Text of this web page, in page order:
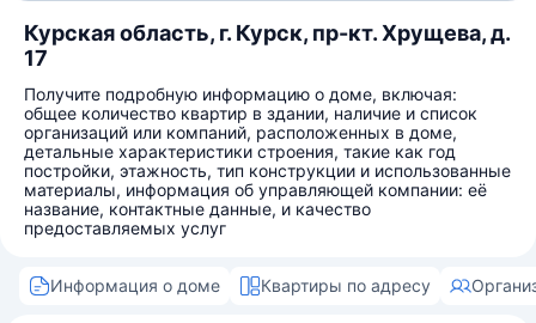
Курская область, г. Курск, пр-кт. Хрущева, д.
17
Получите подробную информацию о доме, включая:
общее количество квартир в здании, наличие и список
организаций или компаний, расположенных в доме,
детальные характеристики строения, такие как год
постройки, этажность, тип конструкции и использованные
материалы, информация об управляющей компании: её
название, контактные данные, и качество
предоставляемых услуг
Информация о доме Квартиры по адресу